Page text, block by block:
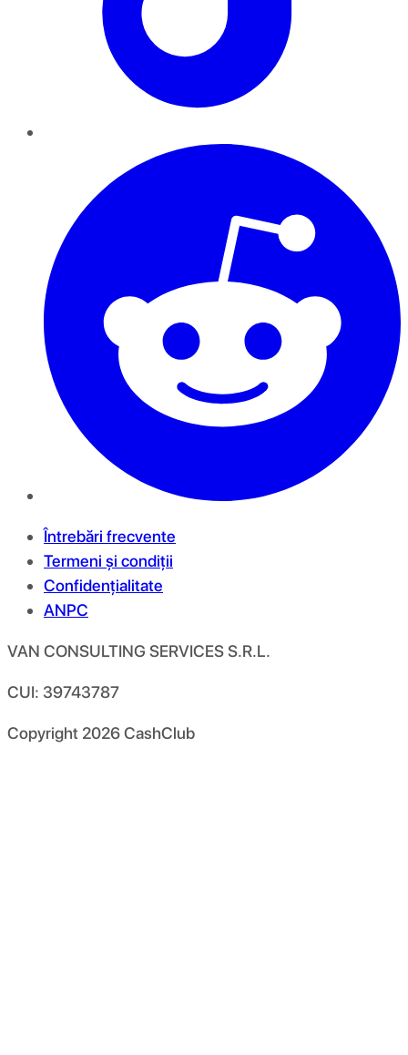
Întrebări frecvente
Termeni și condiții
Confidențialitate
ANPC
VAN CONSULTING SERVICES S.R.L.
CUI: 39743787
Copyright 2026CashClub